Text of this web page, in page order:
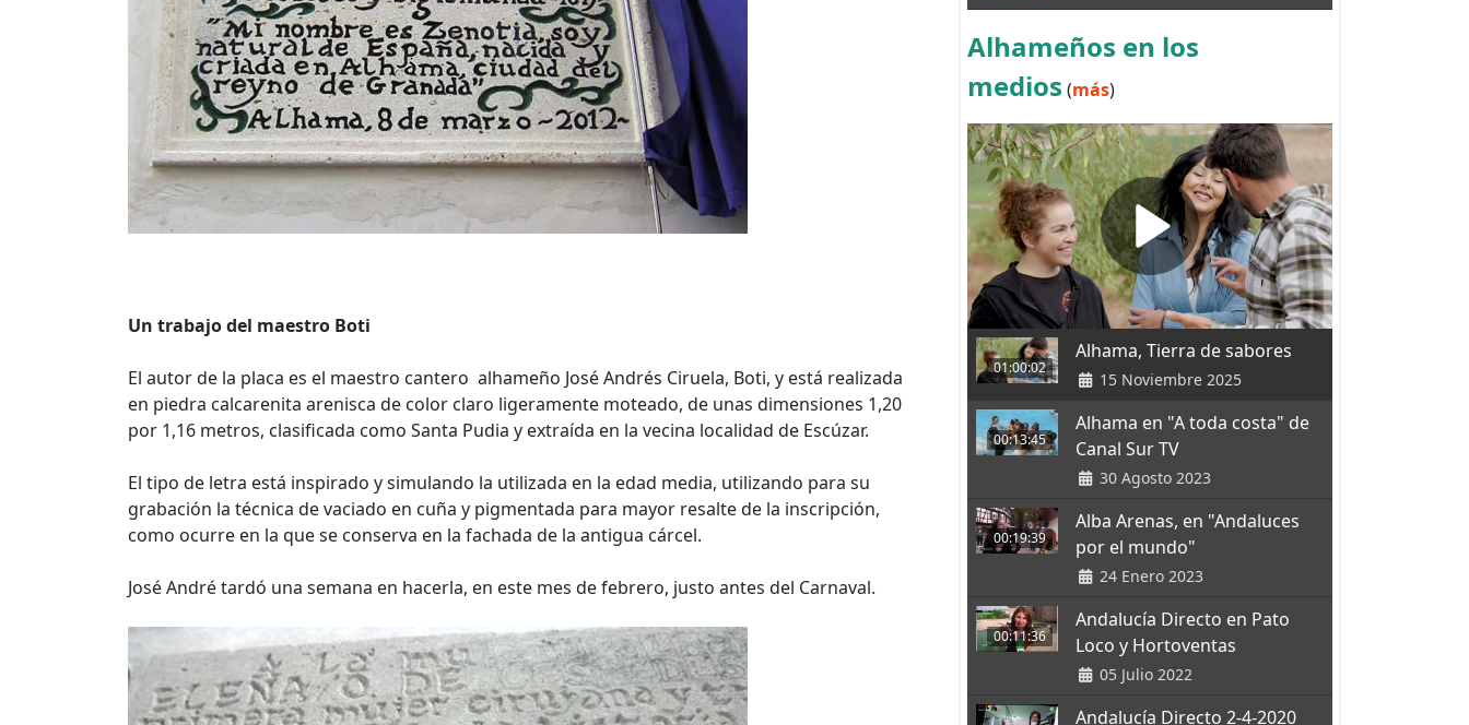
Un trabajo del maestro Boti
El autor de la placa es el maestro cantero alhameño José Andrés Ciruela, Boti, y está realizada
en piedra calcarenita arenisca de color claro ligeramente moteado, de unas dimensiones 1,20
por 1,16 metros, clasificada como Santa Pudia y extraída en la vecina localidad de Escúzar.
El tipo de letra está inspirado y simulando la utilizada en la edad media, utilizando para su
grabación la técnica de vaciado en cuña y pigmentada para mayor resalte de la inscripción,
como ocurre en la que se conserva en la fachada de la antigua cárcel.
José André tardó una semana en hacerla, en este mes de febrero, justo antes del Carnaval.
Alhameños en los
medios (más)
01:00:02
Alhama, Tierra de sabores
15 Noviembre 2025
00:13:45
Alhama en "A toda costa" de
Canal Sur TV
30 Agosto 2023
00:19:39
Alba Arenas, en "Andaluces
por el mundo"
24 Enero 2023
00:11:36
Andalucía Directo en Pato
Loco y Hortoventas
05 Julio 2022
Andalucía Directo 2-4-2020